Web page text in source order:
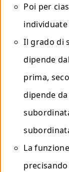
Poi per
individuate
Il grado di
dipende
prima,
dipende
La